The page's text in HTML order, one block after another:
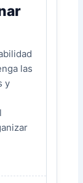
las
y